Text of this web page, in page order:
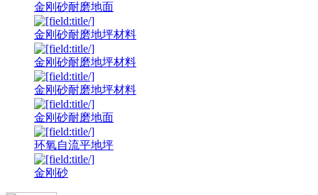
金刚砂耐磨地面
金刚砂耐磨地坪材料
金刚砂耐磨地坪材料
金刚砂耐磨地坪材料
金刚砂耐磨地面
环氧自流平地坪
金刚砂